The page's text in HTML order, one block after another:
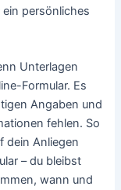
persönliches
Unterlagen
Formular. Es
Angaben und
fehlen. So
dein Anliegen
– du bleibst
wann und